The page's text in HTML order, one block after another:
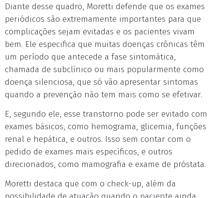
Diante desse quadro, Moretti defende que os exames
periódicos são extremamente importantes para que
complicações sejam evitadas e os pacientes vivam
bem. Ele especifica que muitas doenças crônicas têm
um período que antecede a fase sintomática,
chamada de subclínico ou mais popularmente como
doença silenciosa, que só vão apresentar sintomas
quando a prevenção não tem mais como se efetivar.
E, segundo ele, esse transtorno pode ser evitado com
exames básicos, como hemograma, glicemia, funções
renal e hepática, e outros. Isso sem contar com o
pedido de exames mais específicos, e outros
direcionados, como mamografia e exame de próstata.
Moretti destaca que com o check-up, além da